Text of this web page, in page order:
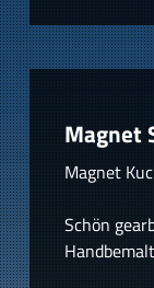
Magnet
Magnet
Schön